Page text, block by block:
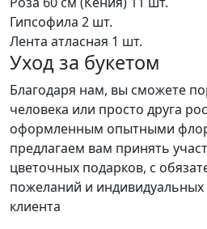
Гипсофила 2 шт.
Лента атласная 1 шт.
Уход за букетом
Благодаря нам, вы сможете
человека или просто друга
оформленным опытными
предлагаем вам принять
цветочных подарков, с
пожеланий и
клиента